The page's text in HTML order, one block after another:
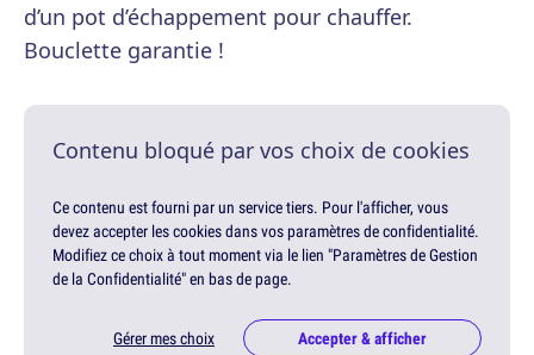
d’un pot d’échappement pour chauffer.
Bouclette garantie !
Contenu bloqué par vos choix de cookies
Ce contenu est fourni par un service tiers. Pour l'afficher, vous
devez accepter les cookies dans vos paramètres de confidentialité.
Modifiez ce choix à tout moment via le lien "Paramètres de Gestion
de la Confidentialité" en bas de page.
Gérer mes choix Accepter & afficher